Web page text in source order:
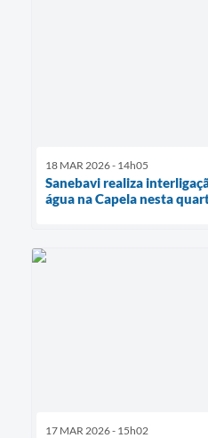
18 MAR 2026 - 14h05
Sanebavi realiza
água na Capela nesta
17 MAR 2026 - 15h02